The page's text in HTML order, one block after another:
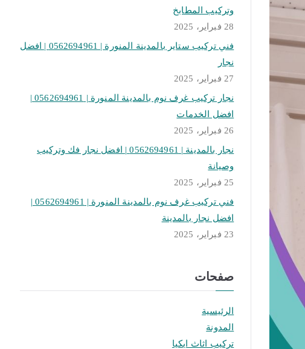
وتركيب المطابخ
28 فبراير، 2025
فني تركيب ستاير بالمدينة المنورة | 0562694961 | افضل
نجار
27 فبراير، 2025
نجار تركيب غرف نوم بالمدينة المنورة | 0562694961 |
افضل الخدمات
26 فبراير، 2025
نجار بالمدينة | 0562694961 | افضل نجار فك وتركيب
وصيانة
25 فبراير، 2025
فني تركيب غرف نوم بالمدينة المنورة | 0562694961 |
افضل نجار بالمدينة
23 فبراير، 2025
صفحات
الرئيسية
المدونة
تركيب اثاث ايكيا